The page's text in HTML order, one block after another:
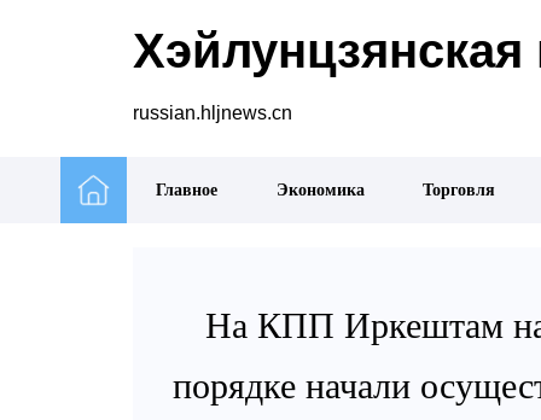
Хэйлунцзянская
russian.hljnews.cn
Главное Экономика Торговля
На КПП Иркештам на
порядке начали